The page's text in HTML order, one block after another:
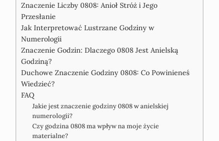
Znaczenie Liczby 0808: Anioł Stróż i Jego
Przesłanie
Jak Interpretować Lustrzane Godziny w
Numerologii
Znaczenie Godzin: Dlaczego 0808 Jest Anielską
Godziną?
Duchowe Znaczenie Godziny 0808: Co Powinieneś
Wiedzieć?
FAQ
Jakie jest znaczenie godziny 0808 w anielskiej
numerologii?
Czy godzina 0808 ma wpływ na moje życie
materialne?